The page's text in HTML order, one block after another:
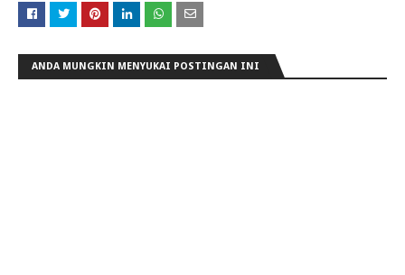
ANDA MUNGKIN MENYUKAI POSTINGAN INI